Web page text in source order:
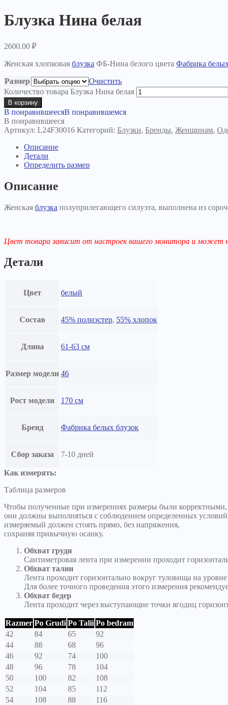
Блузка Нина белая
2600.00 ₽
Женская хлопковая блузка ФБ-Нина белого цвета Фабрика
Размер
Очистить
Количество товара Блузка Нина белая
В корзину
В понравившеесяВ понравившемся
В понравившееся
Артикул: L24F30016 Категорий: Блузки, Бренды, Женщинам,
Описание
Детали
Определить размер
Описание
Женская блузка полуприлегающего силуэта, выполнена из
Цвет товара зависит от настроек вашего монитора и может
Детали
Цвет белый
Состав 45% полиэстер, 55% хлопок
Длина 61-63 см
Размер модели 46
Рост модели 170 см
Бренд Фабрика белых блузок
Сбор заказа 7-10 дней
Как измерять:
Таблица размеров
Чтобы полученные при измерениях размеры были корректными,
они должны выполняться с соблюдением определенных
измеряемый должен стоять прямо, без напряжения,
сохраняя привычную осанку.
Обхват груди
Сантиметровая лента при измерении проходит
Обхват талии
Лента проходит горизонтально вокруг туловища на
Для более точного проведения этого измерения
Обхват бедер
Лента проходит через выступающие точки ягодиц
Razmer Po Grudi Po Talii Po bedram
42
84 65
92
44
88 68
96
46
92 74
100
48
96 78
104
50
100 82
108
52
104 85
112
54
108 88
116